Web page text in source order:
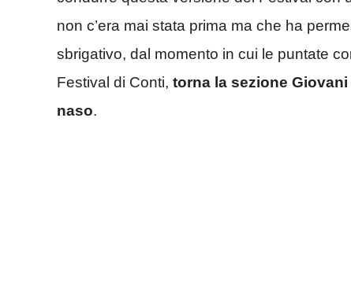
non c’era mai stata prima ma che ha
sbrigativo, dal momento in cui le puntate
Festival di Conti, torna la sezione
naso.